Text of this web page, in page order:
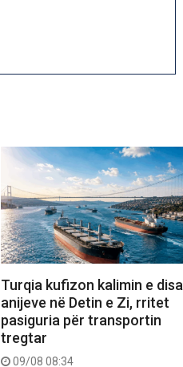
Turqia kufizon kalimin e disa
anijeve në Detin e Zi, rritet
pasiguria për transportin
tregtar
09/08 08:34